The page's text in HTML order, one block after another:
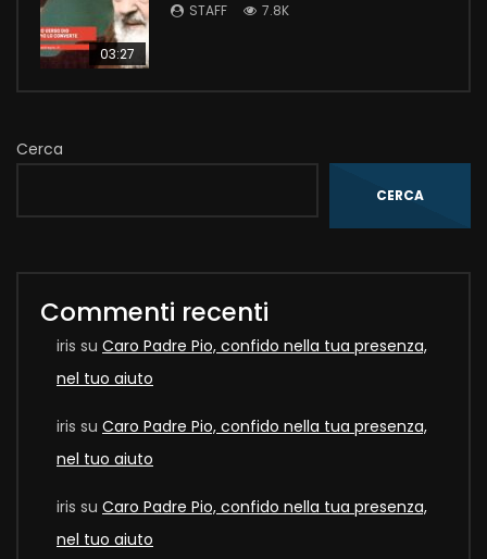
03:27
STAFF 7.8K
Cerca
CERCA
Commenti recenti
iris su Caro Padre Pio, confido nella tua presenza,
nel tuo aiuto
iris su Caro Padre Pio, confido nella tua presenza,
nel tuo aiuto
iris su Caro Padre Pio, confido nella tua presenza,
nel tuo aiuto